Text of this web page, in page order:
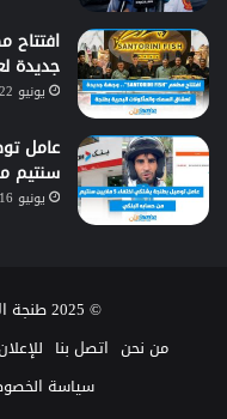
جديدة
يونيو 22, 2026
سنتيم
يونيو 16, 2026
© 2025 طنجة الآن | جميع الحقوق محفوظة
من نحن اتصل بنا
سياسة